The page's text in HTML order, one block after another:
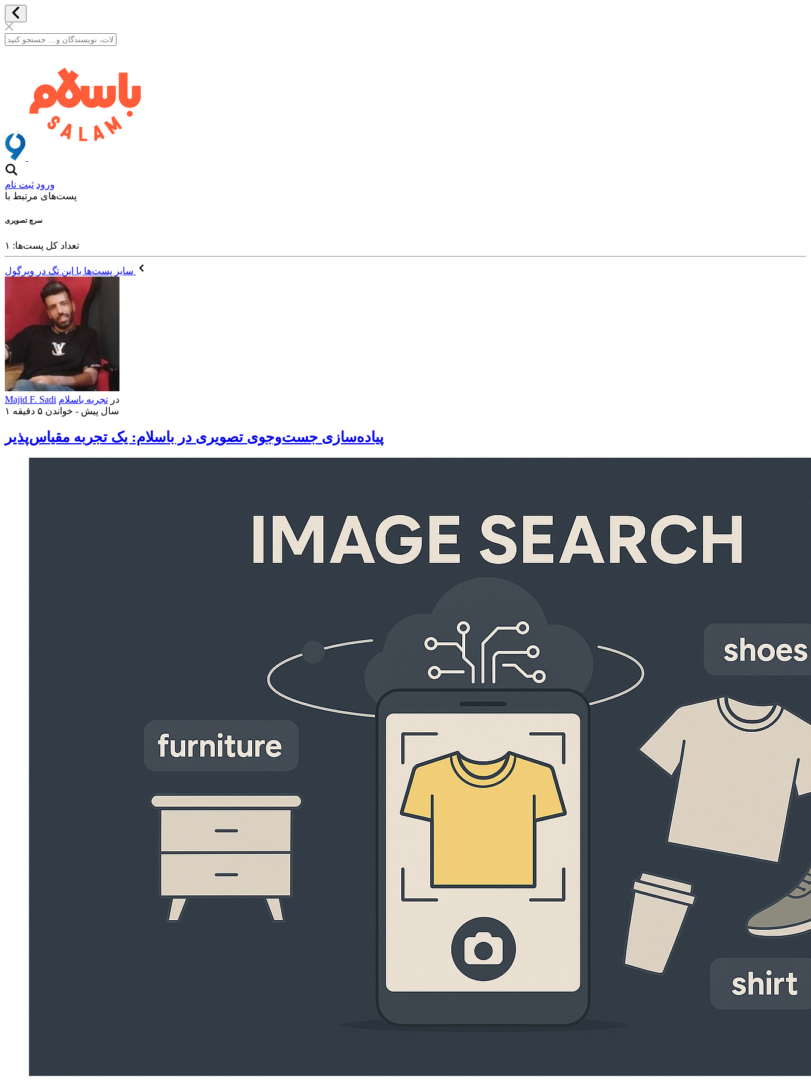
ورود ثبت نام
پست‌های مرتبط با
سرچ تصویری
تعداد کل پست‌ها: ۱
Majid F. Sadi در تجربه باسلام
۱ سال پیش - خواندن ۵ دقیقه
پیاده‌سازی جست‌وجوی تصویری در باسلام: یک تجربه مقیاس‌پذیر